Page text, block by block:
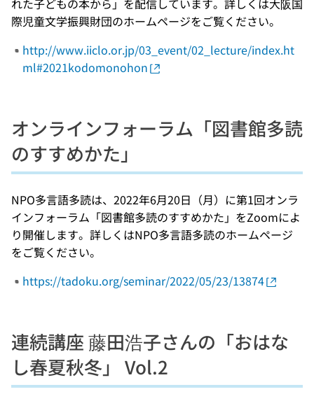
際児童文学振興財団のホームページをご覧ください。
http://www.iiclo.or.jp/03_event/02_lecture/index.ht
ml#2021kodomonohon
オンラインフォーラム「図書館多読
のすすめかた」
NPO多言語多読は、2022年6月20日（月）に第1回オンラ
インフォーラム「図書館多読のすすめかた」をZoomによ
り開催します。詳しくはNPO多言語多読のホームページ
をご覧ください。
https://tadoku.org/seminar/2022/05/23/13874
連続講座 藤田浩子さんの「おはな
し春夏秋冬」 Vol.2